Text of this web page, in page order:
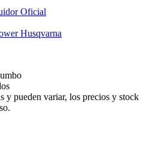
Oficial
Husqvarna
y pueden variar, los precios y stock